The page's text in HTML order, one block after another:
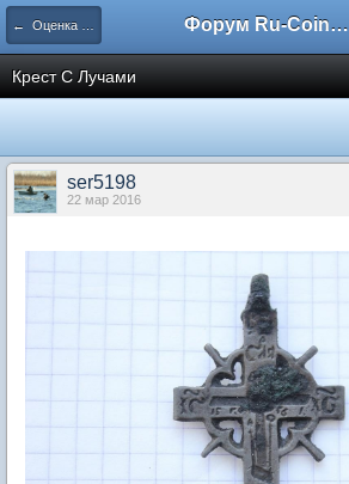
← Оценка и определение НЕ МОНЕТ Форум Ru-Coin.ru
Крест С Лучами
ser5198
22 мар 2016